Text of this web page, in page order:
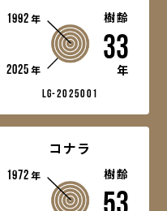
1992年
2025年
樹齢
33
年
lg-2025001
コナラ
1972年 樹齢
53